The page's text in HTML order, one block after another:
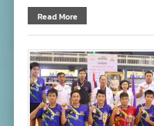
Read More